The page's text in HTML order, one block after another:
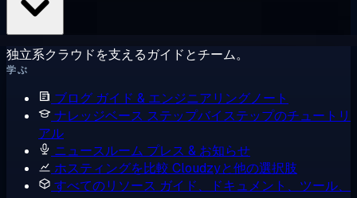
独立系クラウドを支えるガイドとチーム。
学ぶ
ブログ ガイド & エンジニアリングノート
ナレッジベース ステップバイステップのチュートリ
アル
ニュースルーム プレス & お知らせ
ホスティングを比較 Cloudzyと他の選択肢
すべてのリソース ガイド、ドキュメント、ツール、